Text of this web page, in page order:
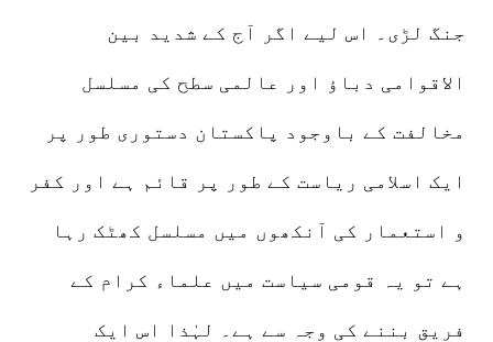
جنگ لڑی۔ اس لیے اگر آج کے شدید بین
الاقوامی دباؤ اور عالمی سطح کی مسلسل
مخالفت کے باوجود پاکستان دستوری طور پر
ایک اسلامی ریاست کے طور پر قائم ہے اور کفر
و استعمار کی آنکھوں میں مسلسل کھٹک رہا
ہے تو یہ قومی سیاست میں علماء کرام کے
فریق بننے کی وجہ سے ہے۔ لہٰذا اس ایک